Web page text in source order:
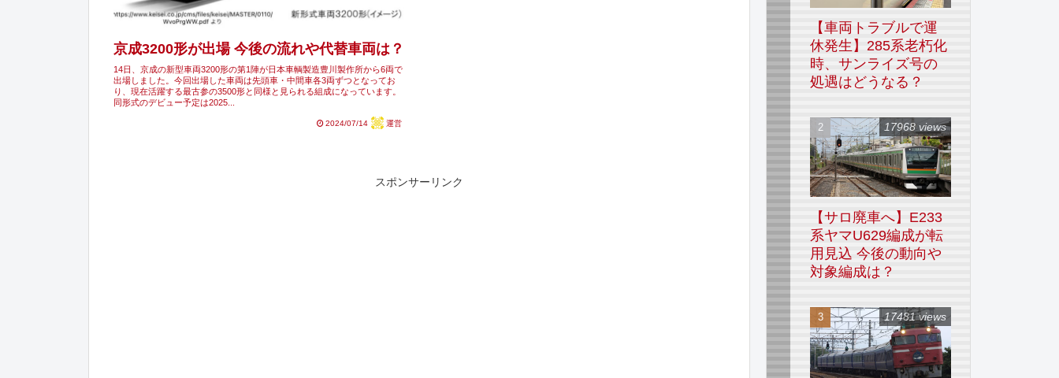
京成3200形が出場 今後の流れや代替車両は？
14日、京成の新型車両3200形の第1陣が日本車輌製造豊川製作所から6両で
出場しました。今回出場した車両は先頭車・中間車各3両ずつとなってお
り、現在活躍する最古参の3500形と同様と見られる組成になっています。
同形式のデビュー予定は2025...
2024/07/14 運営
スポンサーリンク
【車両トラブルで運
休発生】285系老朽化
時、サンライズ号の
処遇はどうなる？
【サロ廃車へ】E233
系ヤマU629編成が転
用見込 今後の動向や
対象編成は？
17968 views
17481 views